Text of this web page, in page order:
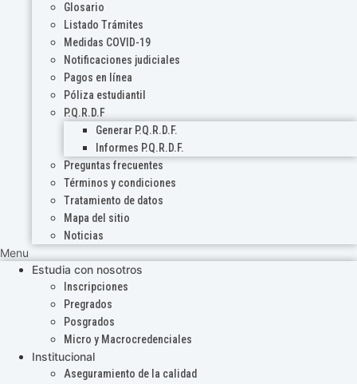
Glosario
Listado Trámites
Medidas COVID-19
Notificaciones judiciales
Pagos en línea
Póliza estudiantil
P.Q.R.D.F
Generar P.Q.R.D.F.
Informes P.Q.R.D.F.
Preguntas frecuentes
Términos y condiciones
Tratamiento de datos
Mapa del sitio
Noticias
Menu
Estudia con nosotros
Inscripciones
Pregrados
Posgrados
Micro y Macrocredenciales
Institucional
Aseguramiento de la calidad